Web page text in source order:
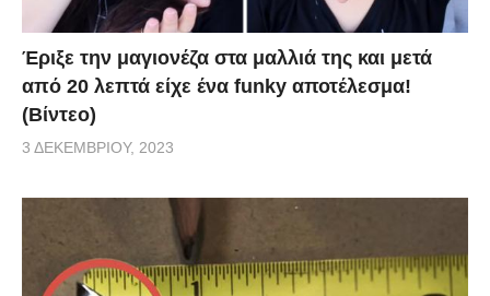
Έριξε την μαγιονέζα στα μαλλιά της και μετά
από 20 λεπτά είχε ένα funky αποτέλεσμα!
(Βίντεο)
3 ΔΕΚΕΜΒΡΊΟΥ, 2023